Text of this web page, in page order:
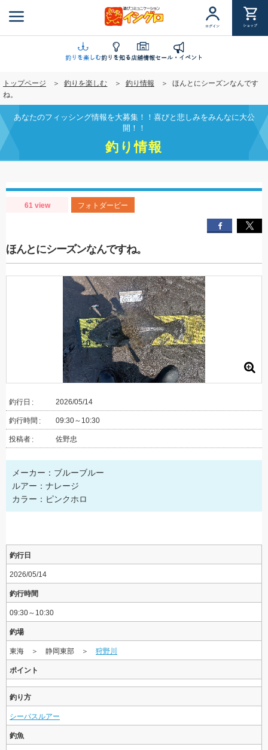
ン
ツ
移
動
ログイン ショップ
釣りを楽しむ釣りを知る店舗情報セール・イベント
トップページ 釣りを楽しむ 釣り情報
ほんとにシーズンなんです
ね。
あなたのフィッシング情報を大募集！！喜びと悲しみをみんなに大公
開！！
釣り情報
61 view フォトダービー
ほんとにシーズンなんですね。
釣行日 2026/05/14
釣行時間 09:30～10:30
投稿者 佐野忠
メーカー：ブルーブルー
ルアー：ナレージ
カラー：ピンクホロ
釣行日
2026/05/14
釣行時間
09:30～10:30
釣場
東海 ＞ 静岡東部 ＞ 狩野川
ポイント
釣り方
シーバスルアー
釣魚